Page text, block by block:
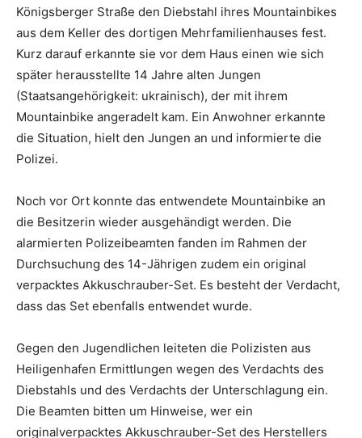
Königsberger Straße den Diebstahl ihres Mountainbikes
aus dem Keller des dortigen Mehrfamilienhauses fest.
Kurz darauf erkannte sie vor dem Haus einen wie sich
später herausstellte 14 Jahre alten Jungen
(Staatsangehörigkeit: ukrainisch), der mit ihrem
Mountainbike angeradelt kam. Ein Anwohner erkannte
die Situation, hielt den Jungen an und informierte die
Polizei.
Noch vor Ort konnte das entwendete Mountainbike an
die Besitzerin wieder ausgehändigt werden. Die
alarmierten Polizeibeamten fanden im Rahmen der
Durchsuchung des 14-Jährigen zudem ein original
verpacktes Akkuschrauber-Set. Es besteht der Verdacht,
dass das Set ebenfalls entwendet wurde.
Gegen den Jugendlichen leiteten die Polizisten aus
Heiligenhafen Ermittlungen wegen des Verdachts des
Diebstahls und des Verdachts der Unterschlagung ein.
Die Beamten bitten um Hinweise, wer ein
originalverpacktes Akkuschrauber-Set des Herstellers